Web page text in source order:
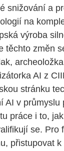
snižování a
na
výroba
těchto změn
AI z
stránku
AI v průmyslu
práce i to,
se. Pro
přistupovat